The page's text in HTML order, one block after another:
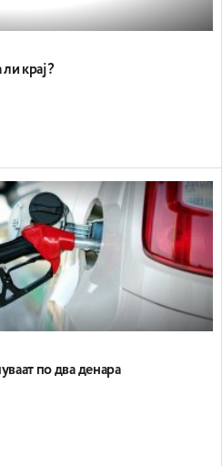
крај?
по два денара